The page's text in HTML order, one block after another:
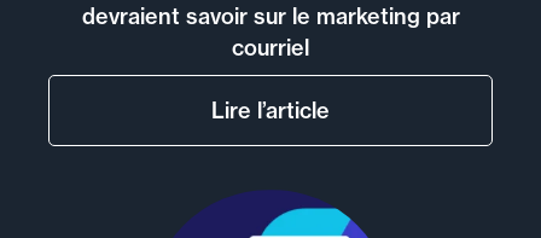
devraient savoir sur le marketing par
courriel
Lire l’article